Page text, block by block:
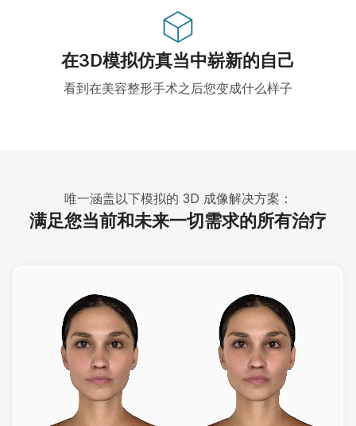
在3D模拟仿真当中崭新的自己
看到在美容整形手术之后您变成什么样子
唯一涵盖以下模拟的 3D 成像解决方案：
满足您当前和未来一切需求的所有治疗